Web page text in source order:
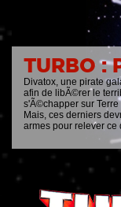
TURBO :
Divatox, une pirate
afin de libÃ©rer le
s'Ã©chapper sur
Mais, ces derniers
armes pour relever ce